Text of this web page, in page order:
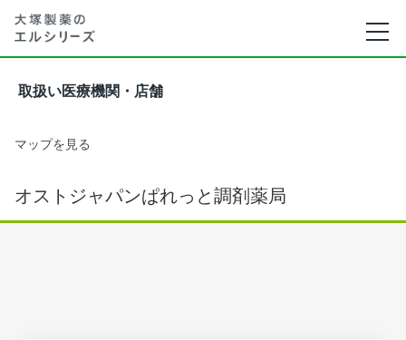
取扱い医療機関・店舗
マップを見る
オストジャパンぱれっと調剤薬局